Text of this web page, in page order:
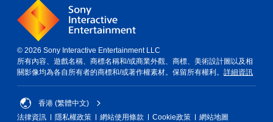
© 2026 Sony Interactive Entertainment LLC
所有內容、遊戲名稱、商標名稱和/或商業外觀、商標、美術設計圖以及相
關影像均為各自所有者的商標和/或著作權素材。保留所有權利。 詳細資訊
香港 (繁體中文)
法律資訊
隱私權政策 網站使用條款 Cookie政策 網站地圖